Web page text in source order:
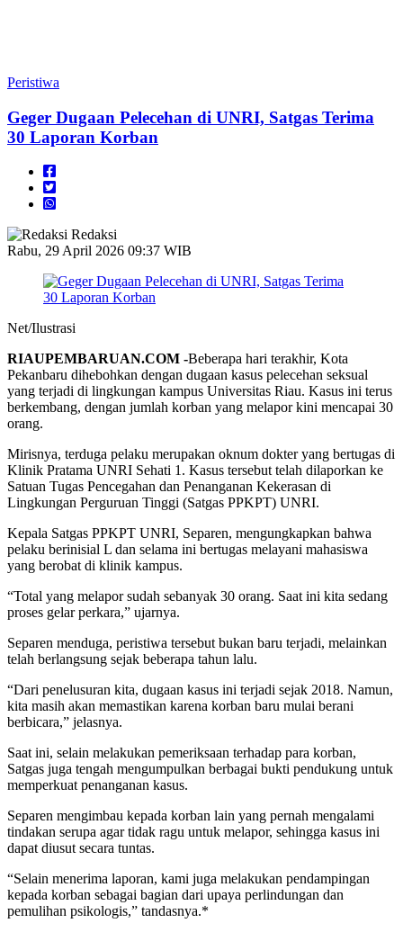
Peristiwa
Geger Dugaan Pelecehan di UNRI, Satgas Terima
30 Laporan Korban
Redaksi
Rabu, 29 April 2026 09:37 WIB
Net/Ilustrasi
RIAUPEMBARUAN.COM -Beberapa hari terakhir, Kota
Pekanbaru dihebohkan dengan dugaan kasus pelecehan seksual
yang terjadi di lingkungan kampus Universitas Riau. Kasus ini terus
berkembang, dengan jumlah korban yang melapor kini mencapai 30
orang.
Mirisnya, terduga pelaku merupakan oknum dokter yang bertugas di
Klinik Pratama UNRI Sehati 1. Kasus tersebut telah dilaporkan ke
Satuan Tugas Pencegahan dan Penanganan Kekerasan di
Lingkungan Perguruan Tinggi (Satgas PPKPT) UNRI.
Kepala Satgas PPKPT UNRI, Separen, mengungkapkan bahwa
pelaku berinisial L dan selama ini bertugas melayani mahasiswa
yang berobat di klinik kampus.
“Total yang melapor sudah sebanyak 30 orang. Saat ini kita sedang
proses gelar perkara,” ujarnya.
Separen menduga, peristiwa tersebut bukan baru terjadi, melainkan
telah berlangsung sejak beberapa tahun lalu.
“Dari penelusuran kita, dugaan kasus ini terjadi sejak 2018. Namun,
kita masih akan memastikan karena korban baru mulai berani
berbicara,” jelasnya.
Saat ini, selain melakukan pemeriksaan terhadap para korban,
Satgas juga tengah mengumpulkan berbagai bukti pendukung untuk
memperkuat penanganan kasus.
Separen mengimbau kepada korban lain yang pernah mengalami
tindakan serupa agar tidak ragu untuk melapor, sehingga kasus ini
dapat diusut secara tuntas.
“Selain menerima laporan, kami juga melakukan pendampingan
kepada korban sebagai bagian dari upaya perlindungan dan
pemulihan psikologis,” tandasnya.*